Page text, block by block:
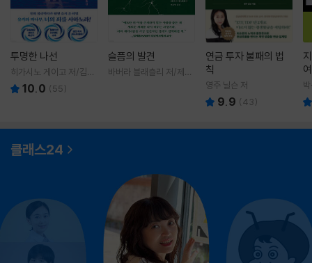
투명한 나선
히가시노 게이고 저/김선
영 역10.0 (55)
슬픔의 발견
바버라 블래츨리 저/제효
연금 투자 불패의 법
칙
영주 닐슨 저
9.9 (43)
클래스24